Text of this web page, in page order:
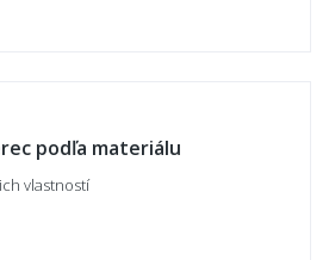
mať koberec pod
podľa materiálu
vlastností